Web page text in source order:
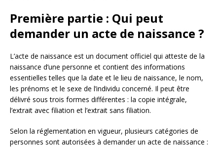
Première partie : Qui peut
demander un acte de naissance ?
L’acte de naissance est un document officiel qui atteste de la
naissance d’une personne et contient des informations
essentielles telles que la date et le lieu de naissance, le nom,
les prénoms et le sexe de l’individu concerné. Il peut être
délivré sous trois formes différentes : la copie intégrale,
l’extrait avec filiation et l’extrait sans filiation.
Selon la réglementation en vigueur, plusieurs catégories de
personnes sont autorisées à demander un acte de naissance :